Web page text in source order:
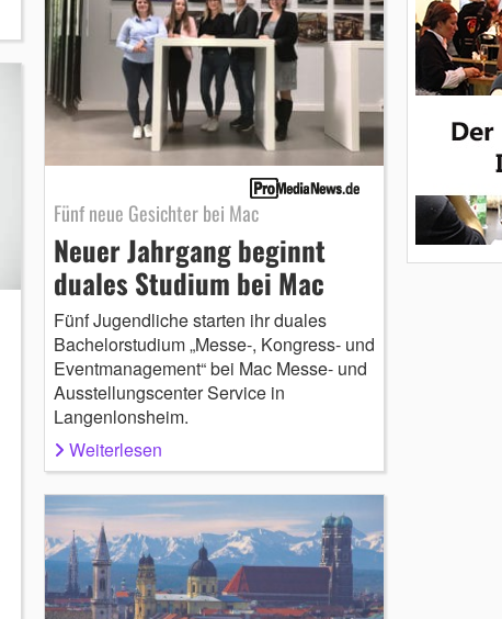
Fünf neue Gesichter bei Mac
Neuer Jahrgang beginnt
duales Studium bei Mac
Fünf Jugendliche starten ihr duales
Bachelorstudium „Messe-, Kongress- und
Eventmanagement“ bei Mac Messe- und
Ausstellungscenter Service in
Langenlonsheim.
Weiterlesen